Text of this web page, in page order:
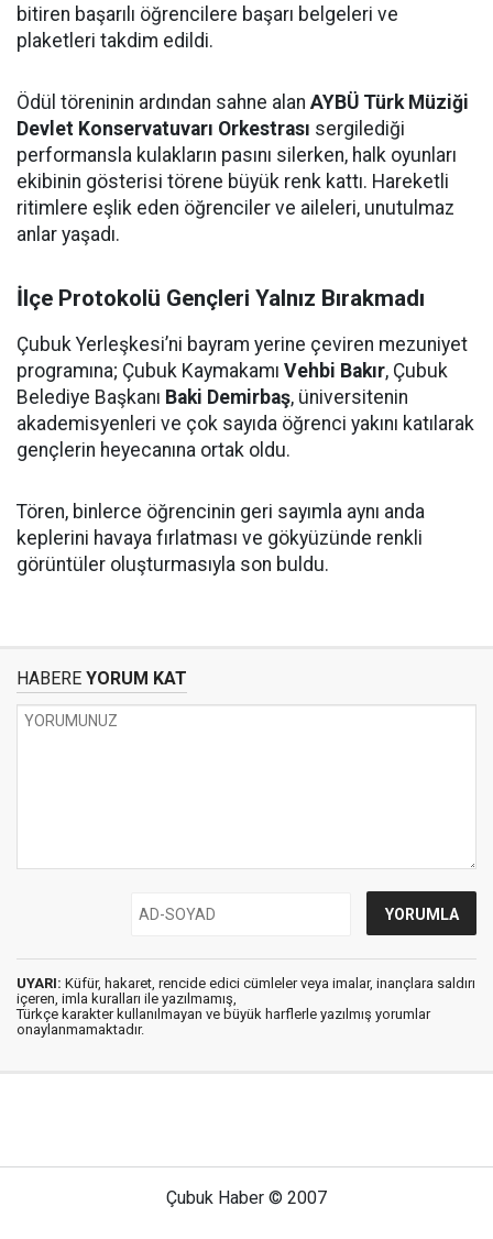
bitiren başarılı öğrencilere başarı belgeleri ve
plaketleri takdim edildi.
Ödül töreninin ardından sahne alan AYBÜ Türk Müziği
Devlet Konservatuvarı Orkestrası sergilediği
performansla kulakların pasını silerken, halk oyunları
ekibinin gösterisi törene büyük renk kattı. Hareketli
ritimlere eşlik eden öğrenciler ve aileleri, unutulmaz
anlar yaşadı.
İlçe Protokolü Gençleri Yalnız Bırakmadı
Çubuk Yerleşkesi’ni bayram yerine çeviren mezuniyet
programına; Çubuk Kaymakamı Vehbi Bakır, Çubuk
Belediye Başkanı Baki Demirbaş, üniversitenin
akademisyenleri ve çok sayıda öğrenci yakını katılarak
gençlerin heyecanına ortak oldu.
Tören, binlerce öğrencinin geri sayımla aynı anda
keplerini havaya fırlatması ve gökyüzünde renkli
görüntüler oluşturmasıyla son buldu.
HABERE YORUM KAT
UYARI: Küfür, hakaret, rencide edici cümleler veya imalar, inançlara saldırı
içeren, imla kuralları ile yazılmamış,
Türkçe karakter kullanılmayan ve büyük harflerle yazılmış yorumlar
onaylanmamaktadır.
Çubuk Haber © 2007